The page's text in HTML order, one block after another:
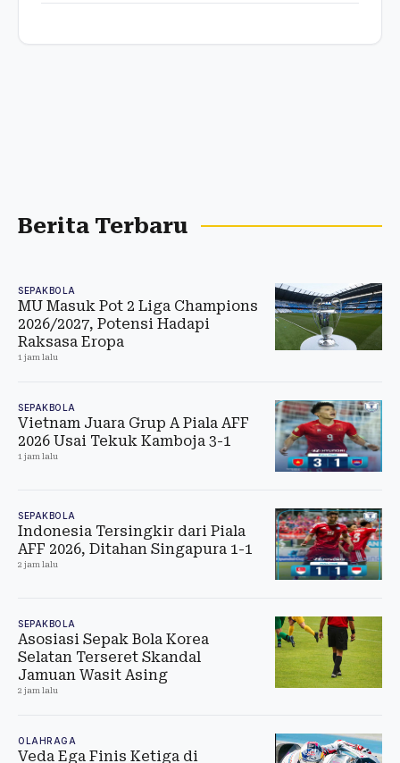
Berita Terbaru
SEPAKBOLA
MU Masuk Pot 2 Liga Champions
2026/2027, Potensi Hadapi
Raksasa Eropa
1 jam lalu
SEPAKBOLA
Vietnam Juara Grup A Piala AFF
2026 Usai Tekuk Kamboja 3-1
1 jam lalu
SEPAKBOLA
Indonesia Tersingkir dari Piala
AFF 2026, Ditahan Singapura 1-1
2 jam lalu
SEPAKBOLA
Asosiasi Sepak Bola Korea
Selatan Terseret Skandal
Jamuan Wasit Asing
2 jam lalu
OLAHRAGA
Veda Ega Finis Ketiga di